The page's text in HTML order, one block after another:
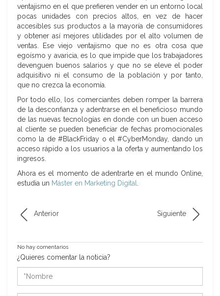
ventajismo en el que prefieren vender en un entorno local
pocas unidades con precios altos, en vez de hacer
accesibles sus productos a la mayoría de consumidores
y obtener así mejores utilidades por el alto volumen de
ventas. Ese viejo ventajismo que no es otra cosa que
egoísmo y avaricia, es lo que impide que los trabajadores
devenguen buenos salarios y que no se eleve el poder
adquisitivo ni el consumo de la población y por tanto,
que no crezca la economía.
Por todo ello, los comerciantes deben romper la barrera
de la desconfianza y adentrarse en el beneficioso mundo
de las nuevas tecnologías en donde con un buen acceso
al cliente se pueden beneficiar de fechas promocionales
como la de #BlackFriday o el #CyberMonday, dando un
acceso rápido a los usuarios a la oferta y aumentando los
ingresos.
Ahora es el momento de adentrarte en el mundo Online,
estudia un Máster en Marketing Digital.
Anterior Siguiente
No hay comentarios
¿Quieres comentar la noticia?
*Nombre